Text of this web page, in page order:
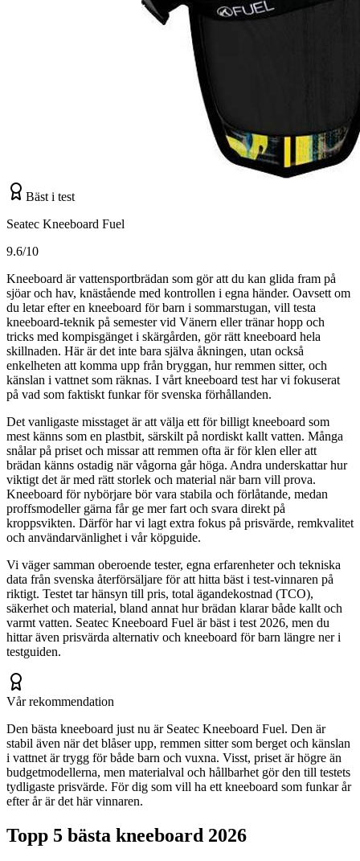
Bäst i test
Seatec Kneeboard Fuel
9.6/10
Kneeboard är vattensportbrädan som gör att du kan glida fram på
sjöar och hav, knästående med kontrollen i egna händer. Oavsett om
du letar efter en kneeboard för barn i sommarstugan, vill testa
kneeboard-teknik på semester vid Vänern eller tränar hopp och
tricks med kompisgänget i skärgården, gör rätt kneeboard hela
skillnaden. Här är det inte bara själva åkningen, utan också
enkelheten att komma upp från bryggan, hur remmen sitter, och
känslan i vattnet som räknas. I vårt kneeboard test har vi fokuserat
på vad som faktiskt funkar för svenska förhållanden.
Det vanligaste misstaget är att välja ett för billigt kneeboard som
mest känns som en plastbit, särskilt på nordiskt kallt vatten. Många
snålar på priset och missar att remmen ofta är för klen eller att
brädan känns ostadig när vågorna går höga. Andra underskattar hur
viktigt det är med rätt storlek och material när barn vill prova.
Kneeboard för nybörjare bör vara stabila och förlåtande, medan
proffsmodeller gärna får ge mer fart och svara direkt på
kroppsvikten. Därför har vi lagt extra fokus på prisvärde, remkvalitet
och användarvänlighet i vår köpguide.
Vi väger samman oberoende tester, egna erfarenheter och tekniska
data från svenska återförsäljare för att hitta bäst i test-vinnaren på
riktigt. Testet tar hänsyn till pris, total ägandekostnad (TCO),
säkerhet och material, bland annat hur brädan klarar både kallt och
varmt vatten. Seatec Kneeboard Fuel är bäst i test 2026, men du
hittar även prisvärda alternativ och kneeboard för barn längre ner i
testguiden.
Vår rekommendation
Den bästa kneeboard just nu är Seatec Kneeboard Fuel. Den är
stabil även när det blåser upp, remmen sitter som berget och känslan
i vattnet är trygg för både barn och vuxna. Visst, priset är högre än
budgetmodellerna, men materialval och hållbarhet gör den till testets
tydligaste prisvärde. För dig som vill ha ett kneeboard som funkar år
efter år är det här vinnaren.
Topp 5 bästa kneeboard 2026